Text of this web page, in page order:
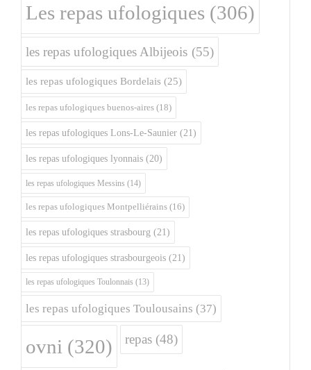
Les repas ufologiques (306)
les repas ufologiques Albijeois (55)
les repas ufologiques Bordelais (25)
les repas ufologiques buenos-aires (18)
les repas ufologiques Lons-Le-Saunier (21)
les repas ufologiques lyonnais (20)
les repas ufologiques Messins (14)
les repas ufologiques Montpelliérains (16)
les repas ufologiques strasbourg (21)
les repas ufologiques strasbourgeois (21)
les repas ufologiques Toulonnais (13)
les repas ufologiques Toulousains (37)
ovni (320) repas (48)